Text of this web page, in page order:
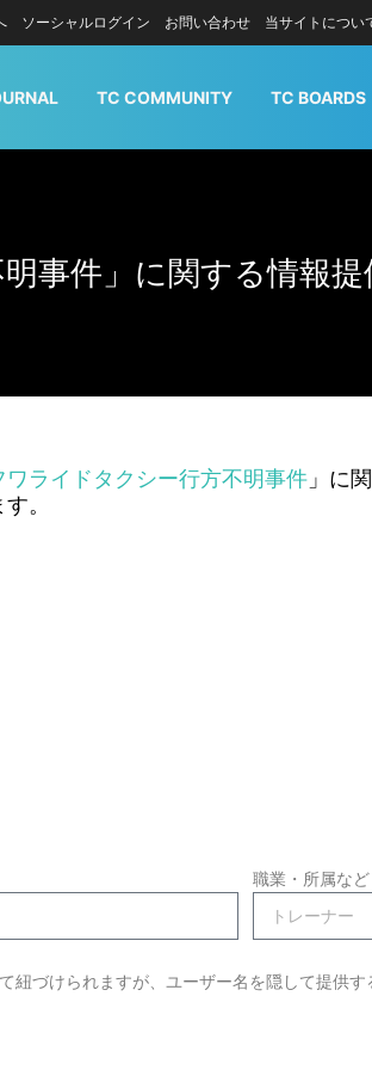
ソーシャルログイン お問い合わせ 当サイトについ
TC COMMUNITY TC BOARDS
事件」に関する情報
ワライドタクシー行方不明事件 」に
。
職業・所属など
紐づけられますが、ユーザー名を隠して提供